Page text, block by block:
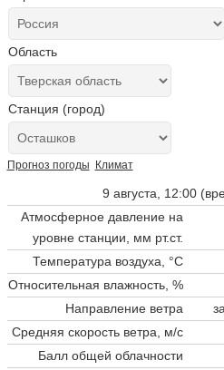
Область
Станция (город)
Прогноз погоды Климат
9 августа, 12:00
Атмосферное давление на
уровне станции, мм рт.ст.
Температура воздуха, °C
Относительная влажность, %
Направление ветра
Средняя скорость ветра, м/с
Балл общей облачности